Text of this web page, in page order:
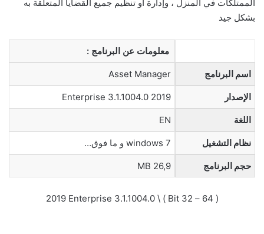
الممتلكات في المنزل ، وإدارة أو تنظيم جميع القضايا المتعلقة به
بشكل جيد
معلومات عن البرنامج :
اسم البرنامج Asset Manager
الإصدار 2019 Enterprise 3.1.1004.0
اللغة EN
نظام التشغيل windows 7 و ما فوق…
حجم البرنامج 26,9 MB
( 64 – 32 Bit ) \ 2019 Enterprise 3.1.1004.0